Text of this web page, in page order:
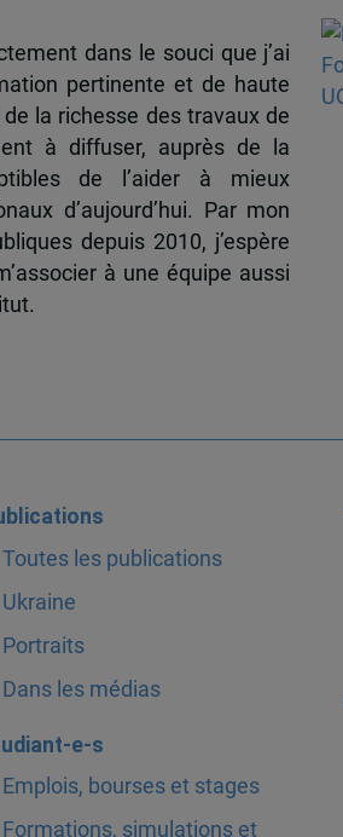
dans le souci que j’ai
pertinente et de haute
la richesse des travaux de
à diffuser, auprès de la
de l’aider à mieux
d’aujourd’hui. Par mon
depuis 2010, j’espère
à une équipe aussi
Toutes les publications
Ukraine
Portraits
Dans les médias
e-s
Emplois, bourses et stages
Formations, simulations et